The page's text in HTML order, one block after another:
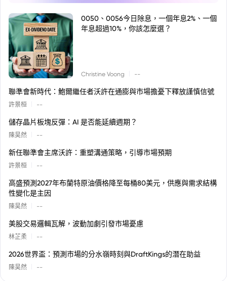
0050、0056今日除息，一個年息2%、一個
年息超過10%，你該怎麼選？
Christine Voong --
聯準會新時代：鮑爾繼任者沃許在通膨與市場擔憂下釋放謹慎信號
許景桓 --
儲存晶片板塊反彈：AI 是否能延續週期？
陳昊然 --
新任聯準會主席沃許：重塑溝通策略，引導市場預期
許景桓 --
高盛預測2027年布蘭特原油價格降至每桶80美元，供應與需求結構
性變化是主因
陳昊然 --
美股交易邏輯瓦解，波動加劇引發市場憂慮
林芷柔 --
2026世界盃：預測市場的分水嶺時刻與DraftKings的潛在助益
陳昊然 --